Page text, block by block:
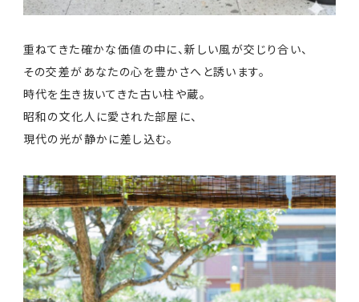
重ねてきた確かな価値の中に、新しい風が交じり合い、
その交差があなたの心を豊かさへと誘います。
時代を生き抜いてきた古い柱や蔵。
昭和の文化人に愛された部屋に、
現代の光が静かに差し込む。